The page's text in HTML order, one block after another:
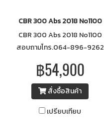
CBR 300 Abs 2018 No1100
CBR 300 Abs 2018 No1100
สอบถามโทร.064-896-9262
฿54,900
สั่งซื้อสินค้า
เปรียบเทียบ